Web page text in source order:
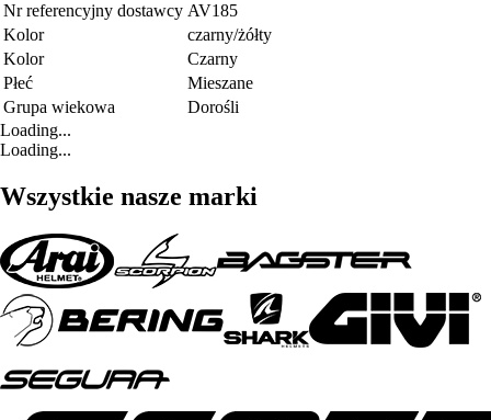
Nr referencyjny dostawcy AV185
Kolor
czarny/żółty
Kolor
Czarny
Płeć
Mieszane
Grupa wiekowa
Dorośli
Loading...
Loading...
Wszystkie nasze marki